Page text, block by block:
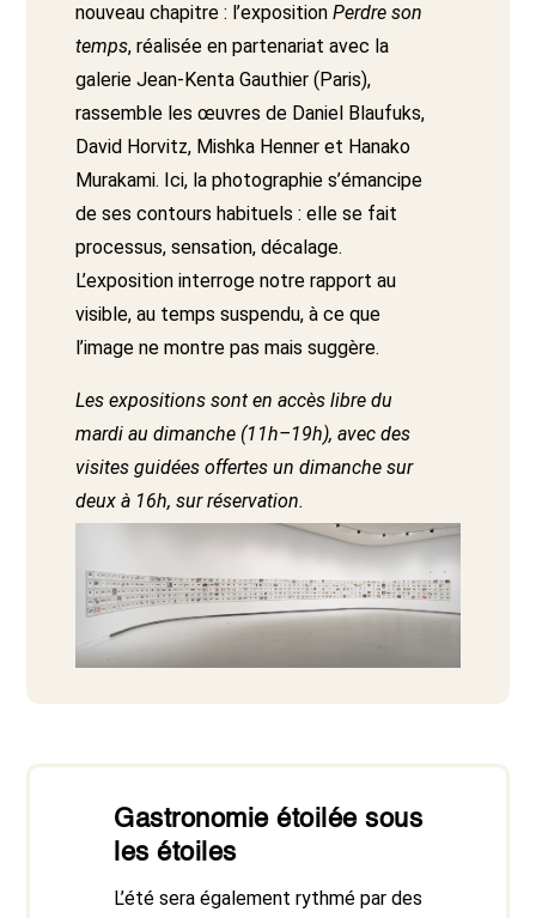
nouveau chapitre : l’exposition Perdre son
temps, réalisée en partenariat avec la
galerie Jean-Kenta Gauthier (Paris),
rassemble les œuvres de Daniel Blaufuks,
David Horvitz, Mishka Henner et Hanako
Murakami. Ici, la photographie s’émancipe
de ses contours habituels : elle se fait
processus, sensation, décalage.
L’exposition interroge notre rapport au
visible, au temps suspendu, à ce que
l’image ne montre pas mais suggère.
Les expositions sont en accès libre du
mardi au dimanche (11h–19h), avec des
visites guidées offertes un dimanche sur
deux à 16h, sur réservation.
Gastronomie étoilée sous
les étoiles
L’été sera également rythmé par des